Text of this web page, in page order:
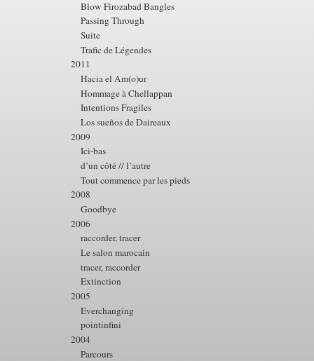
Blow Firozabad Bangles
Passing Through
Suite
Trafic de Légendes
2011
Hacia el Am(o)ur
Hommage à Chellappan
Intentions Fragiles
Los sueños de Daireaux
2009
Ici-bas
d’un côté // l’autre
Tout commence par les pieds
2008
Goodbye
2006
raccorder, tracer
Le salon marocain
tracer, raccorder
Extinction
2005
Everchanging
pointinfini
2004
Parcours